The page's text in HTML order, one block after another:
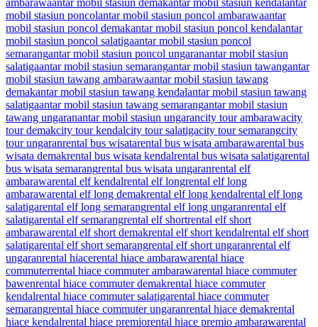
mobil stasiun poncolantar mobil stasiun poncol ambarawaantar
mobil stasiun poncol demakantar mobil stasiun poncol kendalantar
mobil stasiun poncol salatigaantar mobil stasiun poncol
semarangantar mobil stasiun poncol ungaranantar mobil stasiun
salatigaantar mobil stasiun semarangantar mobil stasiun tawangantar
mobil stasiun tawang ambarawaantar mobil stasiun tawang
demakantar mobil stasiun tawang kendalantar mobil stasiun tawang
salatigaantar mobil stasiun tawang semarangantar mobil stasiun
tawang ungaranantar mobil stasiun ungarancity tour ambarawacity
tour demakcity tour kendalcity tour salatigacity tour semarangcity
tour ungaranrental bus wisatarental bus wisata ambarawarental bus
wisata demakrental bus wisata kendalrental bus wisata salatigarental
bus wisata semarangrental bus wisata ungaranrental elf
ambarawarental elf kendalrental elf longrental elf long
ambarawarental elf long demakrental elf long kendalrental elf long
salatigarental elf long semarangrental elf long ungaranrental elf
salatigarental elf semarangrental elf shortrental elf short
ambarawarental elf short demakrental elf short kendalrental elf short
salatigarental elf short semarangrental elf short ungaranrental elf
ungaranrental hiacerental hiace ambarawarental hiace
commuterrental hiace commuter ambarawarental hiace commuter
bawenrental hiace commuter demakrental hiace commuter
kendalrental hiace commuter salatigarental hiace commuter
semarangrental hiace commuter ungaranrental hiace demakrental
hiace kendalrental hiace premiorental hiace premio ambarawarental